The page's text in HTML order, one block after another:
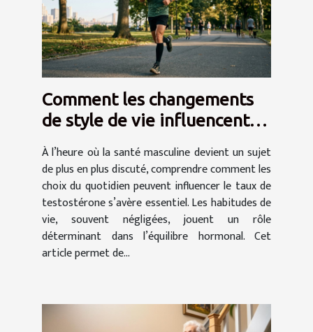
Comment les changements
de style de vie influencent-
ils le taux de testostérone ?
À l’heure où la santé masculine devient un sujet
de plus en plus discuté, comprendre comment les
choix du quotidien peuvent influencer le taux de
testostérone s’avère essentiel. Les habitudes de
vie, souvent négligées, jouent un rôle
déterminant dans l’équilibre hormonal. Cet
article permet de...